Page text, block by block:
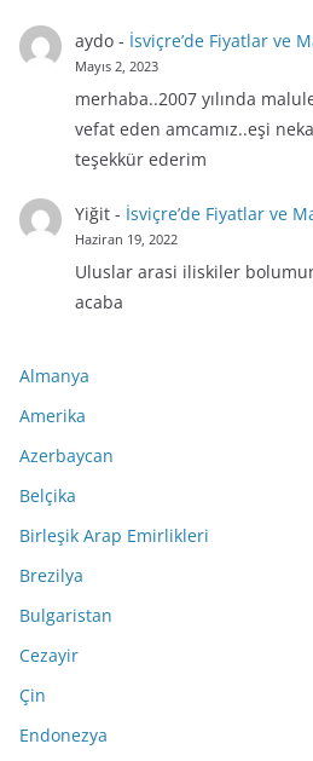
aydo- İsviçre’de Fiyatlar ve
Mayıs 2, 2023
merhaba..2007 yılında
vefat eden amcamız..eşi
teşekkür ederim
Yiğit- İsviçre’de Fiyatlar ve
Haziran 19, 2022
Uluslar arasi iliskiler
acaba
Almanya
Amerika
Azerbaycan
Belçika
Birleşik Arap Emirlikleri
Brezilya
Bulgaristan
Cezayir
Çin
Endonezya